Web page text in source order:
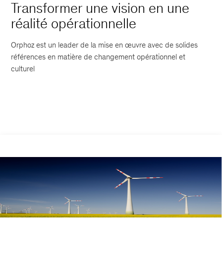
Transformer une vision en une
réalité opérationnelle
Orphoz est un leader de la mise en œuvre avec de solides
références en matière de changement opérationnel et
culturel